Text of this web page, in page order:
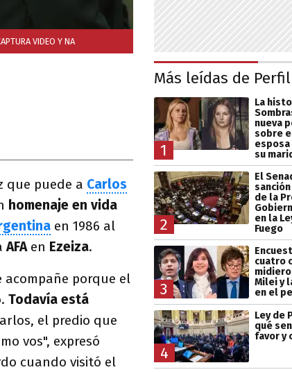
VIDEO Y NA
que puede a Carlos
homenaje en vida
en 1986 al
AFAen Ezeiza.
acompañe porque el
Todavía está
el predio que
vos", expresó
cuando visitó el
Más leídas de Perfil
1
La
nueva
sobre
su
2
El
de la
en la
Fuego
3
cuatro
Milei y
en el
4
Ley de
qué
favor y